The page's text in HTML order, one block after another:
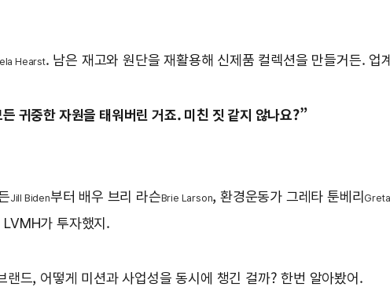
Hearst. 남은 재고와 원단을 재활용해 신제품 컬렉션을 만들거든. 업
귀중한 자원을 태워버린 거죠. 미친 짓 같지 않나요?”
Jill Biden부터 배우 브리 라슨Brie Larson, 환경운동가 그레타 툰베리
가 투자했지.
드, 어떻게 미션과 사업성을 동시에 챙긴 걸까? 한번 알아봤어.